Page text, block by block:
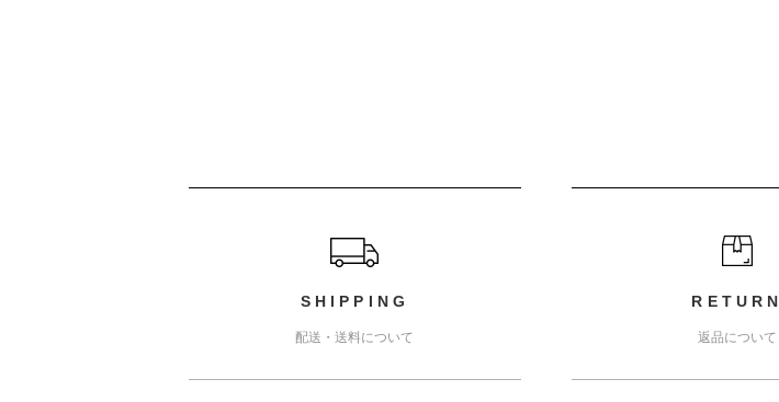
ショッピングガイド
SHIPPING
配送・送料について
RETURN
返品について